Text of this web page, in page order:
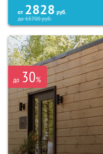
от 2828 руб.
до65700руб.
до 30%